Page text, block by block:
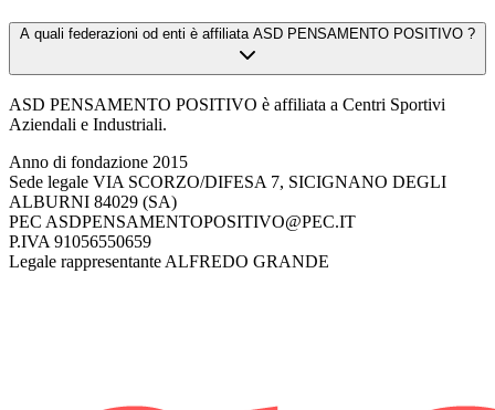
A quali federazioni od enti è affiliata ASD PENSAMENTO POSITIVO ?
ASD PENSAMENTO POSITIVO è affiliata a Centri Sportivi
Aziendali e Industriali.
Anno di fondazione 2015
Sede legale VIA SCORZO/DIFESA 7, SICIGNANO DEGLI
ALBURNI 84029 (SA)
PEC ASDPENSAMENTOPOSITIVO@PEC.IT
P.IVA 91056550659
Legale rappresentante ALFREDO GRANDE